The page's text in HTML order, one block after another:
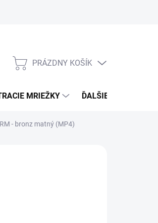
NÁKUPNÝ
PRÁZDNY KOŠÍK
MRIEŽKY ĎALŠIE DOPLNKY
- bronz matný (MP4)